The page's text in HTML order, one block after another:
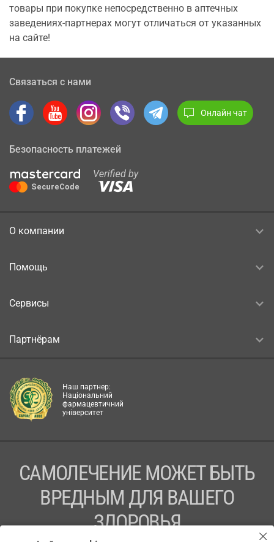
товары при покупке непосредственно в аптечных
заведениях-партнерах могут отличаться от указанных
на сайте!
Связаться с нами
Онлайн чат
Безопасность платежей
О компании
Помощь
Сервисы
Партнёрам
Наш партнер:
Національний
фармацевтичний
університет
САМОЛЕЧЕНИЕ МОЖЕТ БЫТЬ
ВРЕДНЫМ ДЛЯ ВАШЕГО
ЗДОРОВЬЯ